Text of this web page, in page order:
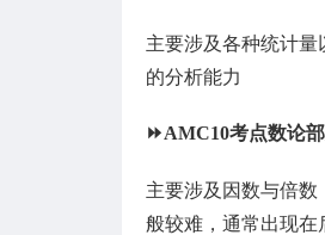
主要涉及各种统计
的分析能力
⏩AMC10考点数论部
主要涉及因数与倍
般较难，通常出现在